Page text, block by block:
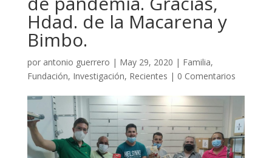
Hdad. de la Macarena y
Bimbo.
por antonio guerrero | May 29, 2020 | Familia,
Fundación, Investigación, Recientes | 0 Comentarios